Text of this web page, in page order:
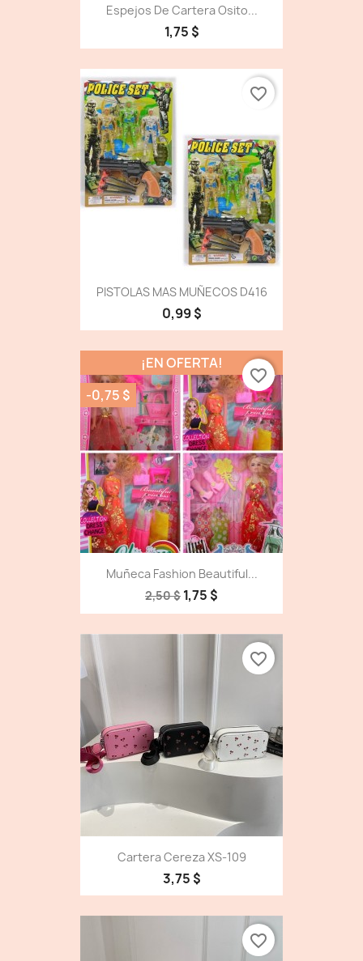
Espejos De Cartera Osito...
1,75 $
PISTOLAS MAS MUÑECOS D416
0,99 $
favorite_border
Muñeca Fashion Beautiful...
2,50 $ 1,75 $
¡EN OFERTA!
-0,75 $
favorite_border
Cartera Cereza XS-109
3,75 $
favorite_border
favorite_border